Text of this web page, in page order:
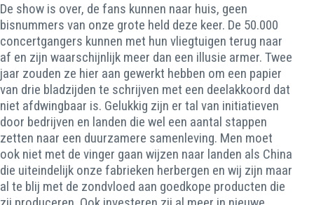
De show is over, de fans kunnen naar huis, geen
bisnummers van onze grote held deze keer. De 50.000
concertgangers kunnen met hun vliegtuigen terug naar
af en zijn waarschijnlijk meer dan een illusie armer. Twee
jaar zouden ze hier aan gewerkt hebben om een papier
van drie bladzijden te schrijven met een deelakkoord dat
niet afdwingbaar is. Gelukkig zijn er tal van initiatieven
door bedrijven en landen die wel een aantal stappen
zetten naar een duurzamere samenleving. Men moet
ook niet met de vinger gaan wijzen naar landen als China
die uiteindelijk onze fabrieken herbergen en wij zijn maar
al te blij met de zondvloed aan goedkope producten die